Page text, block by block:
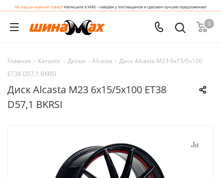
0
Главная - Каталог - Диски - Alcasta - Диск Alcasta M23 6x15/5x100
ET38 D57,1 BKRSI
Диск Alcasta M23 6x15/5x100 ET38
D57,1 BKRSI